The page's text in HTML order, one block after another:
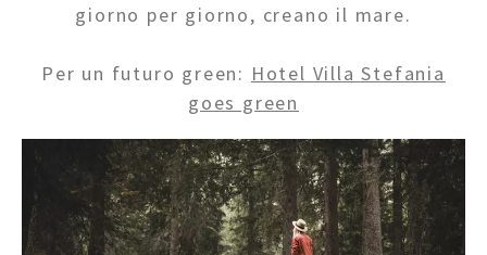
giorno per giorno, creano il mare.
Per un futuro green: Hotel Villa Stefania
goes green